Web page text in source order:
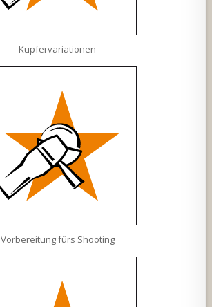
Kupfervariationen
Vorbereitung fürs Shooting